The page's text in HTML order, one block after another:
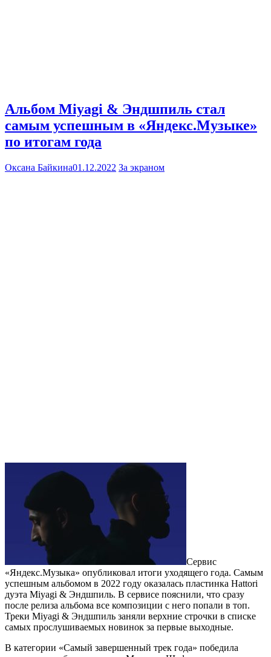
Альбом Miyagi & Эндшпиль стал
самым успешным в «Яндекс.Музыке»
по итогам года
Оксана Байкина01.12.2022 За экраном
Сервис
«Яндекс.Музыка» опубликовал итоги уходящего года. Самым
успешным альбомом в 2022 году оказалась пластинка Hattori
дуэта Miyagi & Эндшпиль. В сервисе пояснили, что сразу
после релиза альбома все композиции с него попали в топ.
Треки Miyagi & Эндшпиль заняли верхние строчки в списке
самых прослушиваемых новинок за первые выходные.
В категории «Самый завершенный трек года» победила